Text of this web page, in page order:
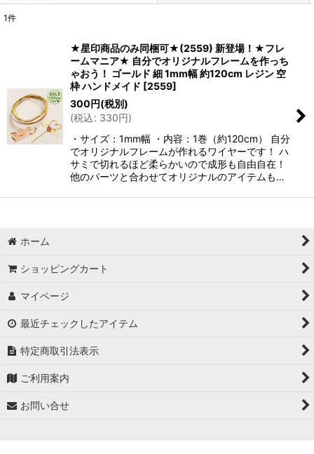
1件
★星印商品のみ同梱可★(2559) 新登場！★フレ
ームマニア★ 自分でオリジナルフレームを作っち
ゃおう！ ゴールド 細 1mm幅 約120cm レジン 空
枠 ハンドメイド [2559]
300円(税別)
(税込: 330円)
・サイズ：1mm幅 ・内容：1巻（約120cm） 自分
でオリジナルフレームが作れるワイヤーです！ ハ
サミで切れるほど柔らかいので成形も自由自在！
他のパーツと合わせてオリジナルのアイテムも…
ホーム
ショッピングカート
マイページ
最近チェックしたアイテム
特定商取引法表示
ご利用案内
お問い合せ